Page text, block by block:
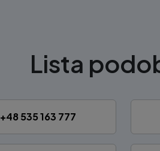
Lista
+48 535 163 777